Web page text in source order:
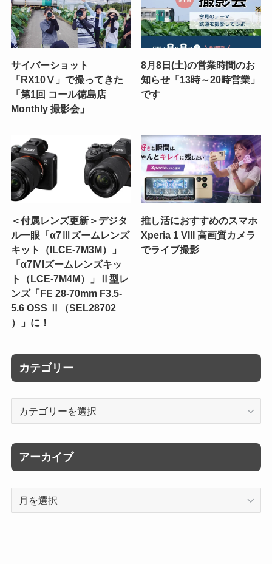
サイバーショット
「RX10Ⅴ」で撮ってきた
「第1回 コール徳島店
Monthly 撮影会」
8月8日(土)の営業時間のお
知らせ「13時～20時営業」
です
＜付属レンズ更新＞デジタ
ル一眼「α7Ⅲズームレンズ
キット（ILCE-7M3M）」
「α7ⅣIズームレンズキッ
ト（LCE-7M4M）」Ⅱ型レ
ンズ「FE 28-70mm F3.5-
5.6 OSS Ⅱ（SEL28702
）」に！
推し活におすすめのスマホ
Xperia 1 VIII 高画質カメラ
でライブ撮影
カテゴリー
リ
ー
アーカイブ